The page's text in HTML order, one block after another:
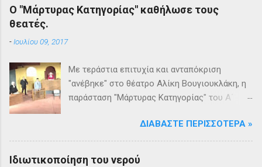
Ο "Μάρτυρας Κατηγορίας" καθήλωσε τους
θεατές.
-Ιουλίου 09, 2017
Με τεράστια επιτυχία και ανταπόκριση
"ανέβηκε" στο θέατρο Αλίκη Βουγιουκλάκη, η
παράσταση "Μάρτυρας Κατηγορίας" του Α΄
Βριλησσίων. Το θέατρο γέμισε και πάνω από
1500 θεατές και τις δύο βραδιές απόλαυσαν
κυριολεκτικά μία σπουδαία παράσταση
ΔΙΑΒΆΣΤΕ ΠΕΡΙΣΣΌΤΕΡΑ »
Ιδιωτικοποίηση του νερού